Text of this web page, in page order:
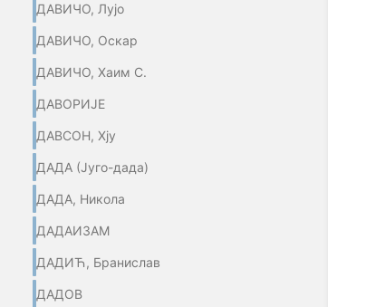
ДАВИЧО, Лујо
ДАВИЧО, Оскар
ДАВИЧО, Хаим С.
ДАВОРИЈЕ
ДАВСОН, Хју
ДАДА (Југо-дада)
ДАДА, Никола
ДАДАИЗАМ
ДАДИЋ, Бранислав
ДАДОВ